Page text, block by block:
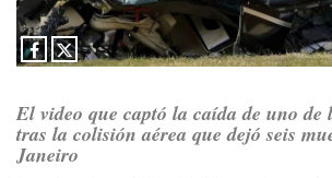
El video que captó la caída de uno de
tras la colisión aérea que dejó seis
Janeiro